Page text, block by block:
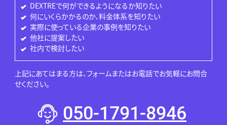
DEXTREで何ができるようになるか知りたい
何にいくらかかるのか、料金体系を知りたい
実際に使っている企業の事例を知りたい
他社に提案したい
社内で検討したい
上記にあてはまる方は、フォームまたはお電話でお気軽にお問合
せください。
050-1791-8946